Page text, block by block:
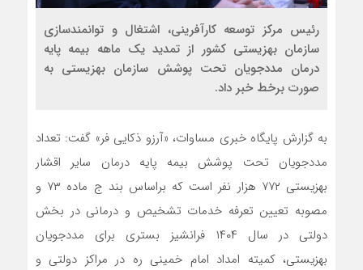
رئیس مرکز توسعه کارآفرینی، اشتغال و توانمندسازی
سازمان بهزیستی کشور از تمدید یک ماهه بیمه پایه
درمان مددجویان تحت پوشش سازمان بهزیستی به
صورت برخط خبر داد.
به گزارش پایگاه خبری مساوات، «آرزو ذکایی فر» گفت: تعداد
مددجویان تحت پوشش بیمه پایه درمان سایر اقشار
بهزیستی ۷۷۲ هزار نفر است که براساس بند ج ماده ۷۳ و
مصوبه تعیین تعرفه خدمات تشخیص و درمانی در بخش
دولتی در سال ۱۴۰۴ فرانشیز بستری برای مددجویان
بهزیستی، کمیته امداد امام خمینی ره در مراکز دولتی و